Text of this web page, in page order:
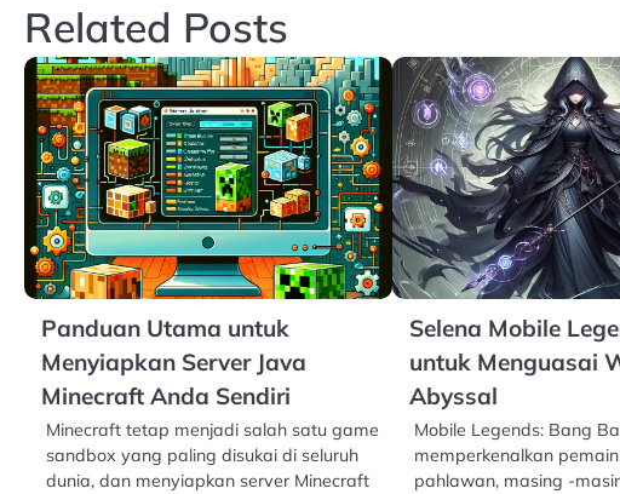
Related Posts
Panduan Utama untuk
Menyiapkan Server Java
Minecraft Anda Sendiri
Minecraft tetap menjadi salah satu game
sandbox yang paling disukai di seluruh
dunia, dan menyiapkan server Minecraft
Selena Mobile
untuk Menguasai
Abyssal
Mobile Legends: Bang
memperkenalkan
pahlawan, masing -